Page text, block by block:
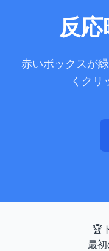
視覚記憶
エイムトレー
反応
赤いボックスが
くクリ
🏆
最初